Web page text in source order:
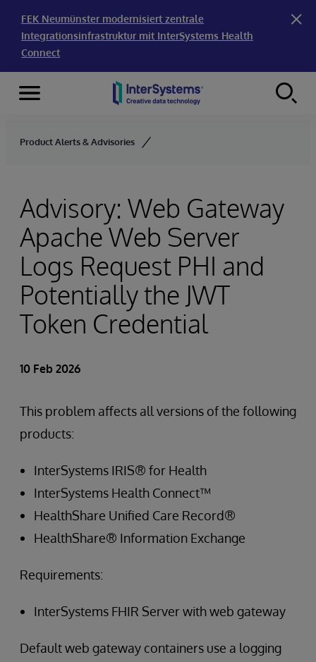
FEK Neumünster modernisiert zentrale
Integrationsinfrastruktur mit InterSystems Health
Connect
Skip to content
Menu
Product Alerts & Advisories
Advisory: Web Gateway
Apache Web Server
Logs Request PHI and
Potentially the JWT
Token Credential
10 Feb 2026
This problem affects all versions of the following
products:
InterSystems IRIS® for Health
InterSystems Health Connect™
HealthShare Unified Care Record®
HealthShare® Information Exchange
Requirements:
InterSystems FHIR Server with web gateway
Default web gateway containers use a logging